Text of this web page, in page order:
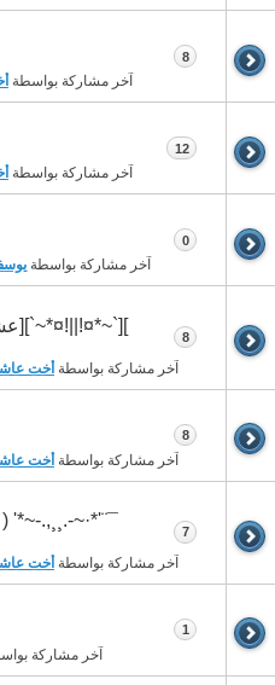
آخر مشاركة بواسطة
8
آخر مشاركة بواسطة
12
آخر مشاركة بواسطة
0
آخر مشاركة بواسطة أخت
8
آخر مشاركة بواسطة أخت
8
¯¨'*·~-.¸¸,.-~*'
آخر مشاركة بواسطة أخت
7
آخر مشاركة
1